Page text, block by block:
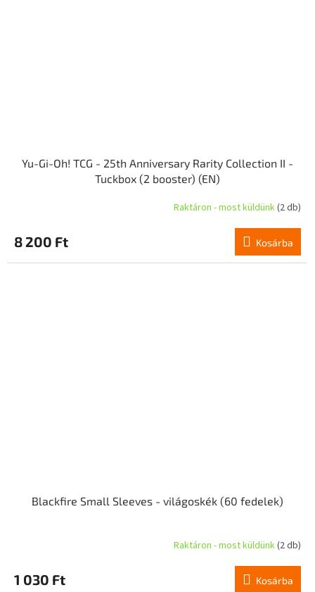
Yu-Gi-Oh! TCG - 25th Anniversary Rarity Collection II -
Tuckbox (2 booster) (EN)
Raktáron - most küldünk(2 db)
8 200 Ft Kosárba
Blackfire Small Sleeves - világoskék (60 fedelek)
Raktáron - most küldünk(2 db)
1 030 Ft Kosárba